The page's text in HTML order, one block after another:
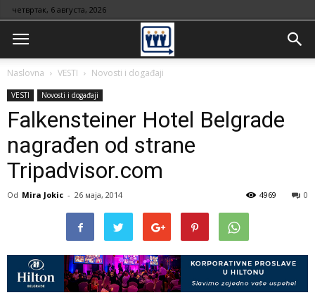
четвртак, 6 августа, 2026
Naslovna VESTI Novosti i događaji
VESTI Novosti i događaji
Falkensteiner Hotel Belgrade
nagrađen od strane
Tripadvisor.com
Od Mira Jokic - 26 маја, 2014 0
4969